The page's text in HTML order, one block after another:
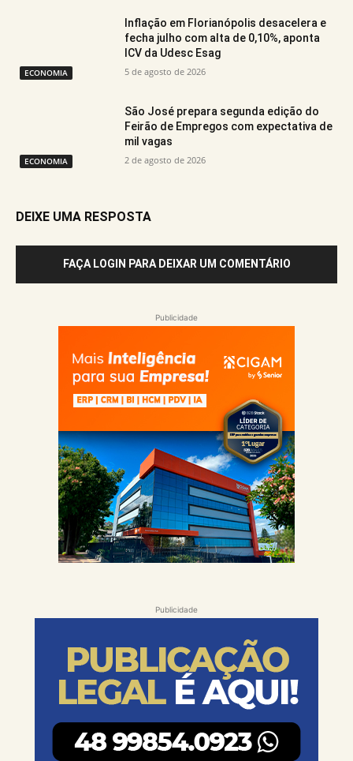
ECONOMIA
Inflação em Florianópolis desacelera e
fecha julho com alta de 0,10%, aponta
ICV da Udesc Esag
5 de agosto de 2026
ECONOMIA
São José prepara segunda edição do
Feirão de Empregos com expectativa de
mil vagas
2 de agosto de 2026
DEIXE UMA RESPOSTA
FAÇA LOGIN PARA DEIXAR UM COMENTÁRIO
Publicidade
Publicidade